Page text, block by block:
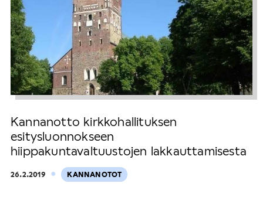
Kannanotto kirkkohallituksen
esitysluonnokseen
hiippakuntavaltuustojen lakkauttamisesta
26.2.2019 · KANNANOTOT